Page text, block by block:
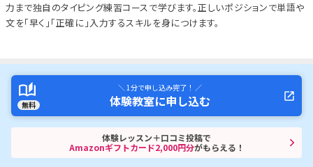
力まで独自のタイピング練習コースで学びます。正しいポジションで単語や
文を「早く」「正確に」入力するスキルを身につけます。
無料
＼ 1分で申し込み完了！ ／
体験教室に申し込む
体験レッスン＋口コミ投稿で
Amazonギフトカード2,000円分がもらえる！